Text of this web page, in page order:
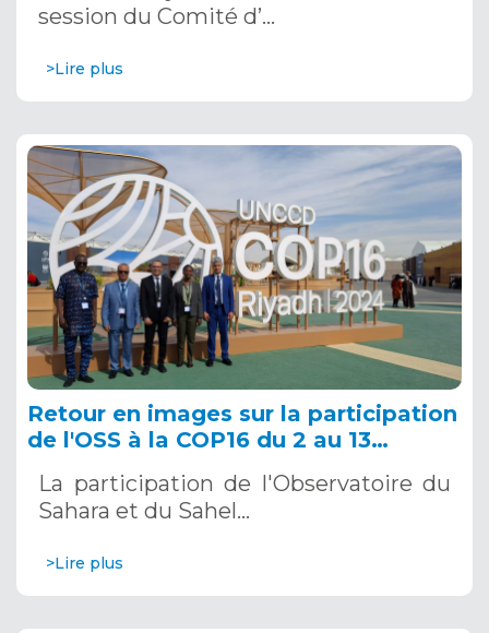
session du Comité d’…
>Lire plus
Retour en images sur la participation
de l'OSS à la COP16 du 2 au 13
Saoudite
La participation de l'Observatoire du
Sahara et du Sahel…
>Lire plus